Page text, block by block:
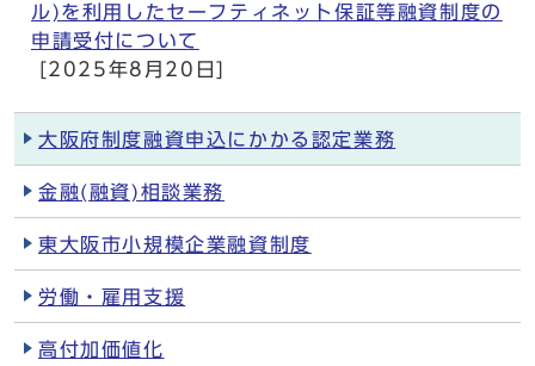
ル)を利用したセーフティネット保証等融資制度の
申請受付について
[2025年8月20日]
大阪府制度融資申込にかかる認定業務
金融(融資)相談業務
東大阪市小規模企業融資制度
労働・雇用支援
高付加価値化